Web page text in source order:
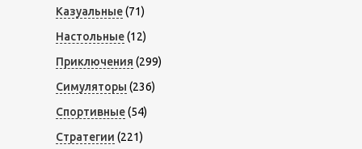
Казуальные(71)
Настольные(12)
Приключения (299)
Симуляторы (236)
Спортивные(54)
Стратегии (221)